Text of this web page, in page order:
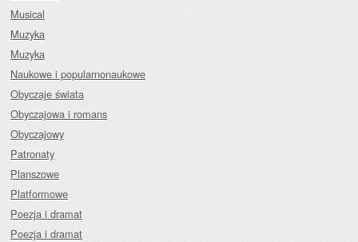
Musical
Muzyka
Muzyka
Naukowe i popularnonaukowe
Obyczaje świata
Obyczajowa i romans
Obyczajowy
Patronaty
Planszowe
Platformowe
Poezja i dramat
Poezja i dramat